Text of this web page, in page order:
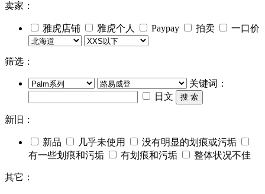
卖家：
雅虎店铺 雅虎个人 Paypay 拍卖 一口价
筛选：
关键词：
日文
搜 索
新旧：
新品 几乎未使用
没有明显的划痕或污垢
有一些划痕和污垢
有划痕和污垢 整体状况不佳
其它：